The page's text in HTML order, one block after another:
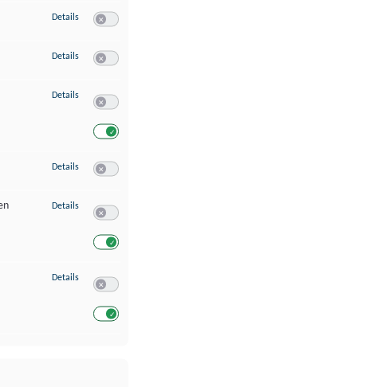
Details zu Erstellung von Profilen für personalisierte Werbung
Details zu Verwendung von Profilen zur Auswahl personalisierter Werbung
Details zu Messung der Werbeleistung
Details zu Messung der Performance von Inhalten
Details zu Analyse von Zielgruppen durch Statistiken oder Kombinationen von
Details zu Entwicklung und Verbesserung der Angebote